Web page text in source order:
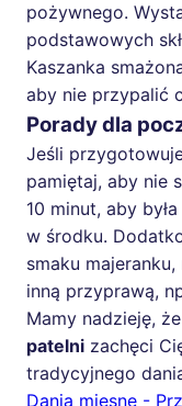
pożywnego.
podstawowych
Kaszanka
aby nie przypalić
Porady dla
Jeśli
pamiętaj, aby nie
10 minut, aby
w środku.
smaku
inną przyprawą,
Mamy nadzieję,
patelni zachęci
tradycyjnego
Dania mięsne -